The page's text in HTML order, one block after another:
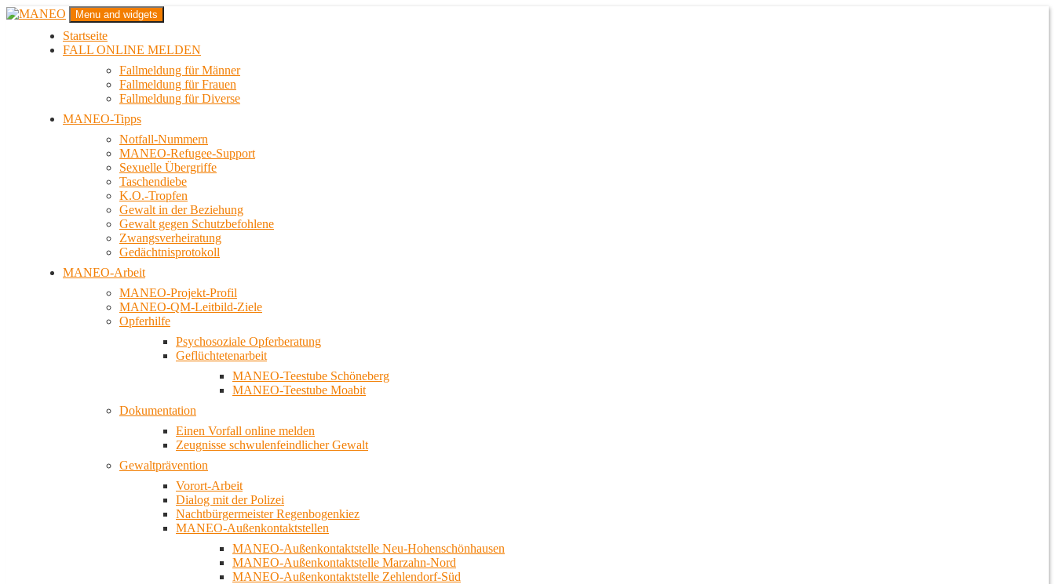
Zum
MANEO
Das schwule Anti-Gewalt-Projekt in Berlin
Menu and widgets
Startseite
FALL ONLINE MELDEN
Fallmeldung für Männer
Fallmeldung für Frauen
Fallmeldung für Diverse
MANEO-Tipps
Notfall-Nummern
MANEO-Refugee-Support
Sexuelle Übergriffe
Taschendiebe
K.O.-Tropfen
Gewalt in der Beziehung
Gewalt gegen Schutzbefohlene
Zwangsverheiratung
Gedächtnisprotokoll
MANEO-Arbeit
MANEO-Projekt-Profil
MANEO-QM-Leitbild-Ziele
Opferhilfe
Psychosoziale Opferberatung
Geflüchtetenarbeit
MANEO-Teestube Schöneberg
MANEO-Teestube Moabit
Dokumentation
Einen Vorfall online melden
Zeugnisse schwulenfeindlicher Gewalt
Gewaltprävention
Vorort-Arbeit
Dialog mit der Polizei
Nachtbürgermeister Regenbogenkiez
MANEO-Außenkontaktstellen
MANEO-Außenkontaktstelle Neu-Hohenschönhausen
MANEO-Außenkontaktstelle Marzahn-Nord
MANEO-Außenkontaktstelle Zehlendorf-Süd